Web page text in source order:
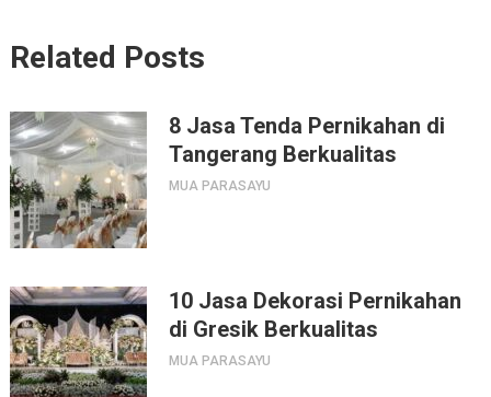
Related Posts
8 Jasa Tenda Pernikahan di
Tangerang Berkualitas
MUA PARASAYU
10 Jasa Dekorasi Pernikahan
di Gresik Berkualitas
MUA PARASAYU